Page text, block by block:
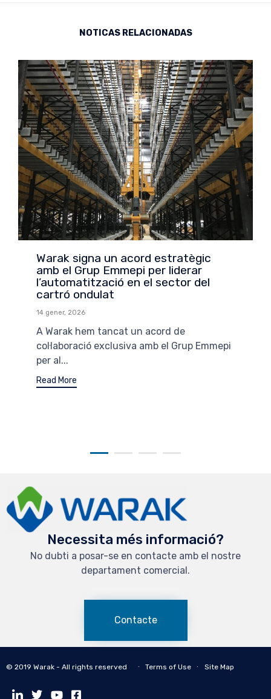
NOTICAS RELACIONADAS
Warak signa un acord estratègic
amb el Grup Emmepi per liderar
l’automatització en el sector del
cartró ondulat
14 gener, 2026
A Warak hem tancat un acord de
col·laboració exclusiva amb el Grup Emmepi
per al...
Read More
Necessita més informació?
No dubti a posar-se en contacte amb el nostre
departament comercial.
Contacte
© 2019 Warak - All rights reserved ∙ Terms of Use ∙ Site Map